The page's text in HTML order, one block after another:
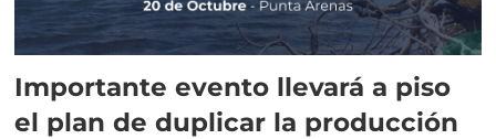
Importante evento llevará a piso
el plan de duplicar la producción